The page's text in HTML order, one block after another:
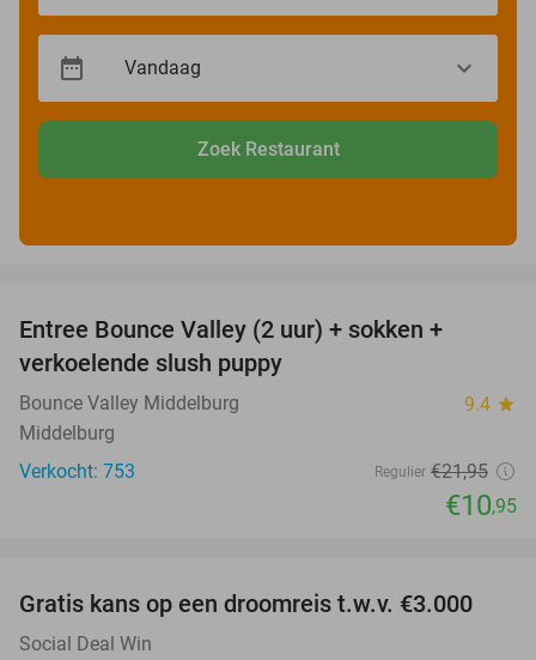
Zoek Restaurant
Entree Bounce Valley (2 uur) + sokken +
verkoelende slush puppy
Bounce Valley Middelburg 9.4 star
Middelburg
Verkocht: 753
Regulier €21,95
€10,95
Gratis kans op een droomreis t.w.v. €3.000
Social Deal Win